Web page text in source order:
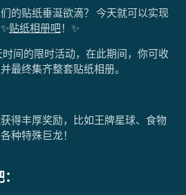
的贴纸垂涎欲滴？ 今天就可以实现
贴纸相册吧！✨
间的限时活动，在此期间，你可收
最终集齐整套贴纸相册。
得丰厚奖励，比如王牌星球、食物
种特殊巨龙！